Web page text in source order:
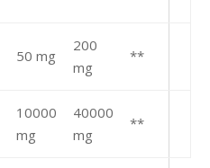
50 mg
200
mg
**
10000
mg
40000
mg
**